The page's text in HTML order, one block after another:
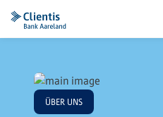
ÜBER UNS